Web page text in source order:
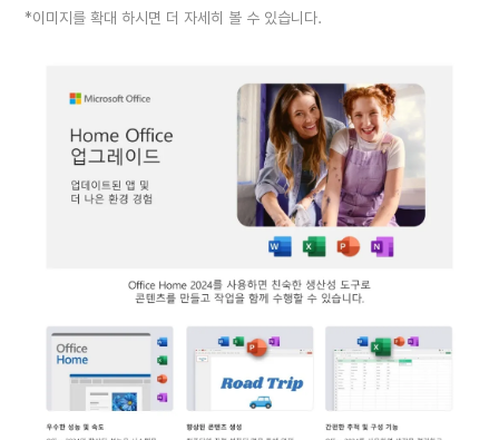
*이미지를 확대 하시면 더 자세히 볼 수 있습니다.